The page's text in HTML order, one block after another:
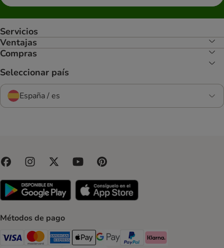
Servicios
Ventajas
Compras
Seleccionar país
España / es
Métodos de pago
Visa Payment Method
Mastercard Payment Method
American Express Payment Method
Apple Pay Payment Method
Google Pay Payment Method
PayPal Payment Method
Klarna Payment Method